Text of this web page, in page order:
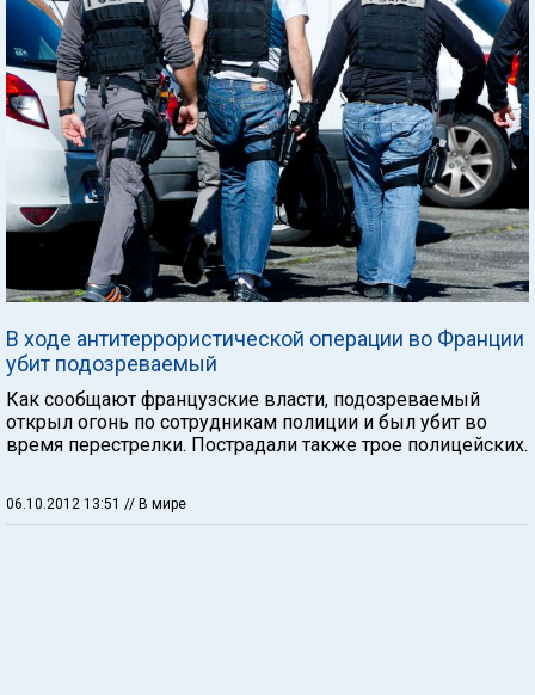
В ходе антитеррористической операции во Франции
убит подозреваемый
Как сообщают французские власти, подозреваемый
открыл огонь по сотрудникам полиции и был убит во
время перестрелки. Пострадали также трое полицейских.
06.10.2012 13:51 // В мире